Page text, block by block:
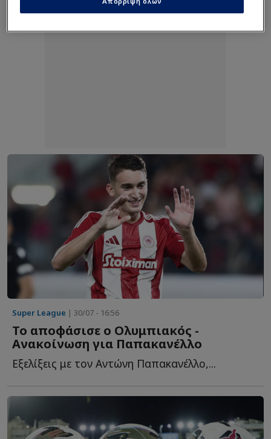
Super League | 30/07 - 16:56
Το αποφάσισε ο Ολυμπιακός -
Ανακοίνωση για Παπακανέλλο
Εξελίξεις με τον Αντώνη Παπακανέλλο,...